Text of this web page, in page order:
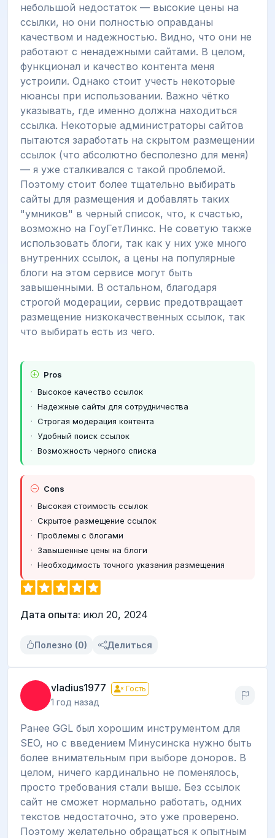
небольшой недостаток — высокие цены на
ссылки, но они полностью оправданы
качеством и надежностью. Видно, что они не
работают с ненадежными сайтами. В целом,
функционал и качество контента меня
устроили. Однако стоит учесть некоторые
нюансы при использовании. Важно чётко
указывать, где именно должна находиться
ссылка. Некоторые администраторы сайтов
пытаются заработать на скрытом размещении
ссылок (что абсолютно бесполезно для меня)
— я уже сталкивался с такой проблемой.
Поэтому стоит более тщательно выбирать
сайты для размещения и добавлять таких
"умников" в черный список, что, к счастью,
возможно на ГоуГетЛинкс. Не советую также
использовать блоги, так как у них уже много
внутренних ссылок, а цены на популярные
блоги на этом сервисе могут быть
завышенными. В остальном, благодаря
строгой модерации, сервис предотвращает
размещение низкокачественных ссылок, так
что выбирать есть из чего.
Pros
Высокое качество ссылок
Надежные сайты для сотрудничества
Строгая модерация контента
Удобный поиск ссылок
Возможность черного списка
Cons
Высокая стоимость ссылок
Скрытое размещение ссылок
Проблемы с блогами
Завышенные цены на блоги
Необходимость точного указания размещения
Дата опыта: июл 20, 2024
Полезно (0) Делиться
vladius1977 Гость
1 год назад
Ранее GGL был хорошим инструментом для
SEO, но с введением Минусинска нужно быть
более внимательным при выборе доноров. В
целом, ничего кардинально не поменялось,
просто требования стали выше. Без ссылок
сайт не сможет нормально работать, одних
текстов недостаточно, это уже проверено.
Поэтому желательно обращаться к опытным